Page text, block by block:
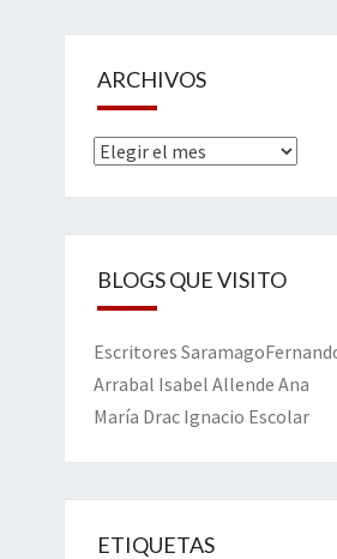
ARCHIVOS
Archivos
BLOGS QUE VISITO
Escritores Saramago
Arrabal Isabel Allende Ana
María Drac Ignacio Escolar
ETIQUETAS